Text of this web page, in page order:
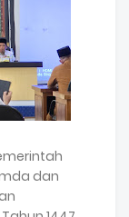
dan